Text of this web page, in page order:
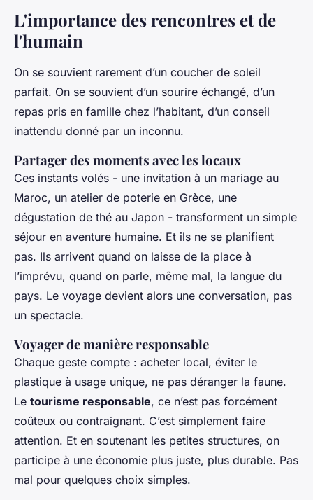
L'importance des rencontres et de
l'humain
On se souvient rarement d’un coucher de soleil
parfait. On se souvient d’un sourire échangé, d’un
repas pris en famille chez l’habitant, d’un conseil
inattendu donné par un inconnu.
Partager des moments avec les locaux
Ces instants volés - une invitation à un mariage au
Maroc, un atelier de poterie en Grèce, une
dégustation de thé au Japon - transforment un simple
séjour en aventure humaine. Et ils ne se planifient
pas. Ils arrivent quand on laisse de la place à
l’imprévu, quand on parle, même mal, la langue du
pays. Le voyage devient alors une conversation, pas
un spectacle.
Voyager de manière responsable
Chaque geste compte : acheter local, éviter le
plastique à usage unique, ne pas déranger la faune.
Le tourisme responsable, ce n’est pas forcément
coûteux ou contraignant. C’est simplement faire
attention. Et en soutenant les petites structures, on
participe à une économie plus juste, plus durable. Pas
mal pour quelques choix simples.